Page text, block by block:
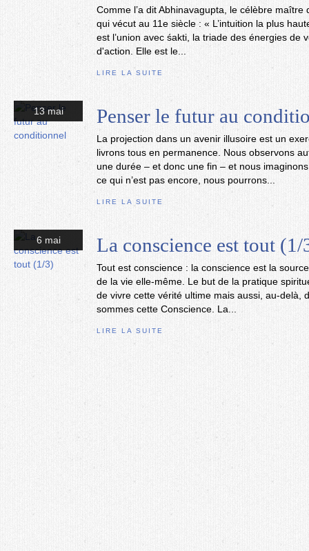
Comme l’a dit Abhinavagupta, le célèbre
qui vécut au 11e siècle : « L’intuition la plus
est l’union avec śakti, la triade des énergies de
d'action. Elle est le...
LIRE LA SUITE
13 mai Penser le futur au
La projection dans un avenir illusoire est un
livrons tous en permanence. Nous observons
une durée – et donc une fin – et nous
ce qui n’est pas encore, nous pourrons...
LIRE LA SUITE
6 mai La conscience est tout (1/
Tout est conscience : la conscience est la
de la vie elle-même. Le but de la pratique
de vivre cette vérité ultime mais aussi, au-delà,
sommes cette Conscience. La...
LIRE LA SUITE